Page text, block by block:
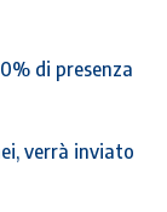
di presenza
verrà inviato